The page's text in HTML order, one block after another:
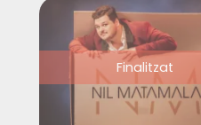
Finalitzat